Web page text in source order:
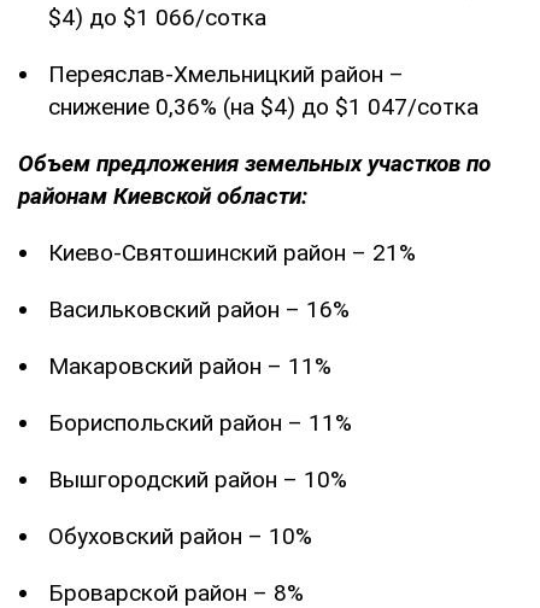
$4) до $1 066/сотка
Переяслав-Хмельницкий район –
снижение 0,36% (на $4) до $1 047/сотка
Объем предложения земельных участков по
районам Киевской области:
Киево-Святошинский район – 21%
Васильковский район – 16%
Макаровский район – 11%
Бориспольский район – 11%
Вышгородский район – 10%
Обуховский район – 10%
Броварской район – 8%